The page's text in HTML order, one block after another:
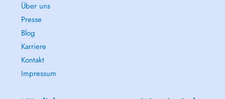
Über uns
Presse
Blog
Karriere
Kontakt
Impressum